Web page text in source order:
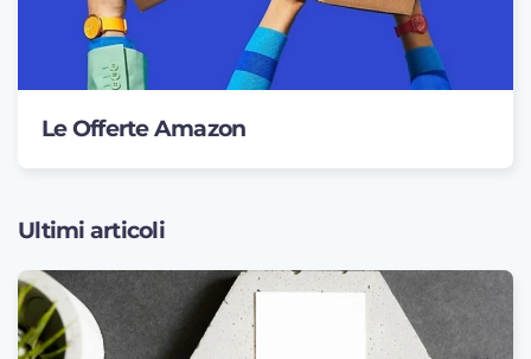
Le Offerte Amazon
Ultimi articoli